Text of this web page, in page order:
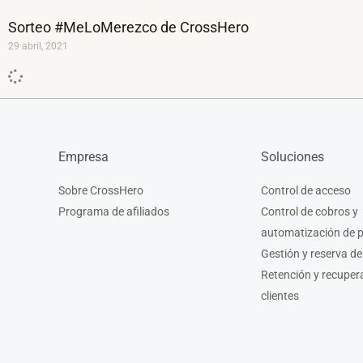
Sorteo #MeLoMerezco de CrossHero
29 abril, 2021
Empresa
Sobre CrossHero
Programa de afiliados
Soluciones
Control de acceso
Control de cobros y
automatización de
Gestión y reserva
Retención y
clientes